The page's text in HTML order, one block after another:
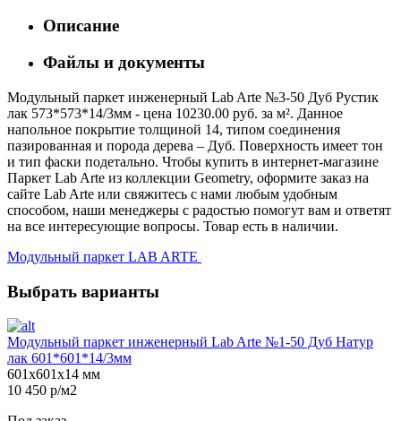
Описание
Файлы и документы
Модульный паркет инженерный Lab Arte №3-50 Дуб Рустик
лак 573*573*14/3мм - цена 10230.00 руб. за м². Данное
напольное покрытие толщиной 14, типом соединения
пазированная и порода дерева – Дуб. Поверхность имеет тон
и тип фаски подетально. Чтобы купить в интернет-магазине
Паркет Lab Arte из коллекции Geometry, оформите заказ на
сайте Lab Arte или свяжитесь с нами любым удобным
способом, наши менеджеры с радостью помогут вам и ответят
на все интересующие вопросы. Товар есть в наличии.
Модульный паркет LAB ARTE
Выбрать варианты
Модульный паркет инженерный Lab Arte №1-50 Дуб Натур
лак 601*601*14/3мм
601х601х14 мм
10 450 р/м2